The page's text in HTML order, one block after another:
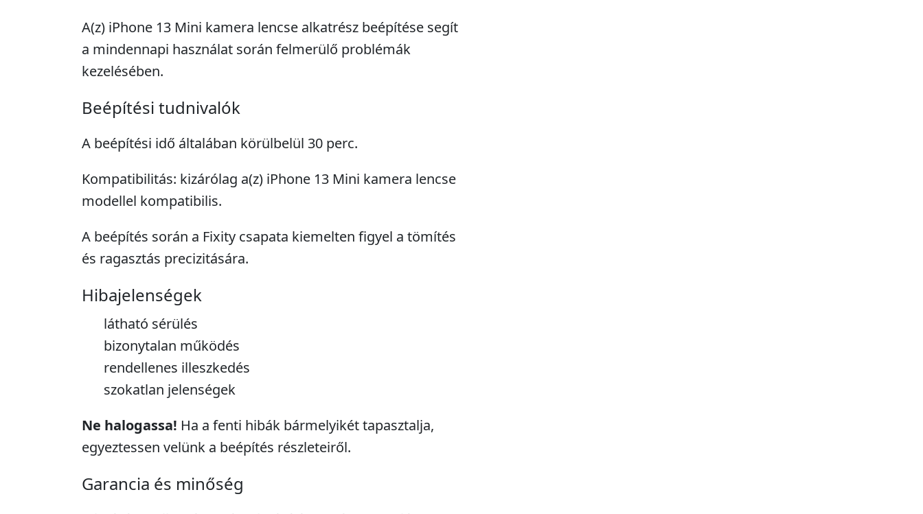
A(z) iPhone 13 Mini kamera lencse alkatrész beépítése segít
a mindennapi használat során felmerülő problémák
kezelésében.
Beépítési tudnivalók
A beépítési idő általában körülbelül 30 perc.
Kompatibilitás: kizárólag a(z) iPhone 13 Mini kamera lencse
modellel kompatibilis.
A beépítés során a Fixity csapata kiemelten figyel a tömítés
és ragasztás precizitására.
Hibajelenségek
látható sérülés
bizonytalan működés
rendellenes illeszkedés
szokatlan jelenségek
Ne halogassa! Ha a fenti hibák bármelyikét tapasztalja,
egyeztessen velünk a beépítés részleteiről.
Garancia és minőség